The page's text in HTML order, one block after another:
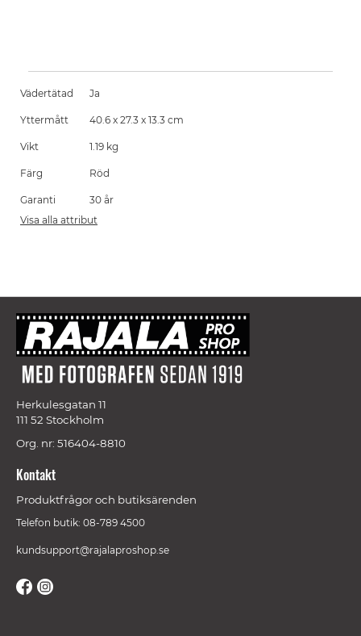
Vädertätad Ja
Yttermått 40.6 x 27.3 x 13.3 cm
Vikt 1.19 kg
Färg Röd
Garanti
30 år
Visa alla attribut
Herkulesgatan 11
111 52 Stockholm
Org. nr: 516404-8810
Kontakt
Produktfrågor och butiksärenden
Telefon butik: 08-789 4500
kundsupport@rajalaproshop.se